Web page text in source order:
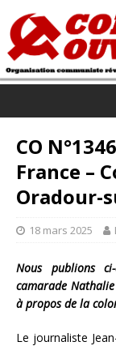
CO
France –
Oradour-
18 mars 2025
Nous publions
camarade
à propos de la
Le journaliste